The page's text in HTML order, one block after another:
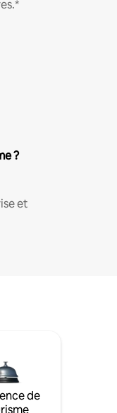
?
et
de